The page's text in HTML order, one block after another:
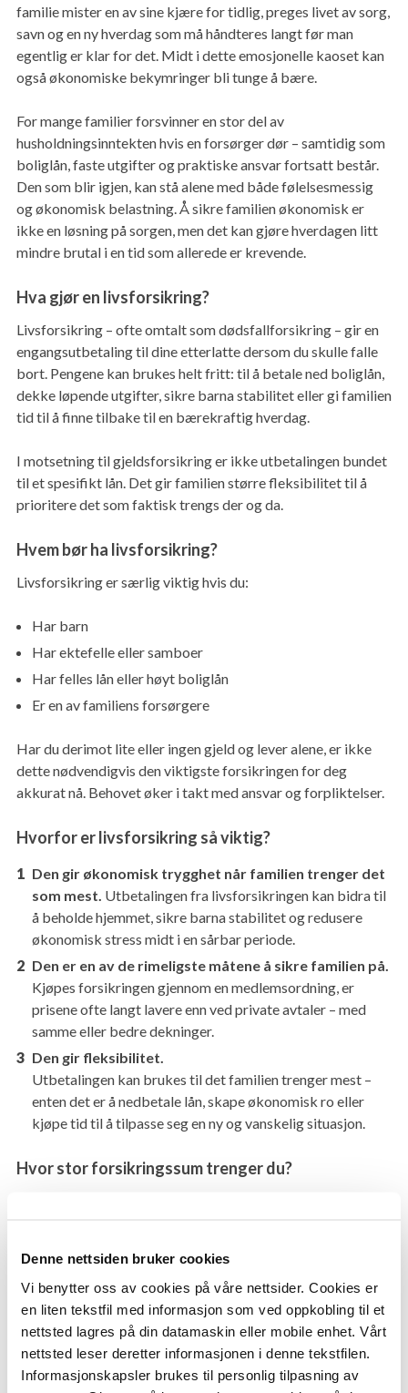
Denne nettsiden bruker cookies
Vi benytter oss av cookies på våre nettsider. Cookies er
en liten tekstfil med informasjon som ved oppkobling til et
nettsted lagres på din datamaskin eller mobile enhet. Vårt
nettsted leser deretter informasjonen i denne tekstfilen.
Informasjonskapsler brukes til personlig tilpasning av
familie mister en av sine kjære for tidlig, preges livet av sorg,
savn og en ny hverdag som må håndteres langt før man
egentlig er klar for det. Midt i dette emosjonelle kaoset kan
også økonomiske bekymringer bli tunge å bære.
For mange familier forsvinner en stor del av
husholdningsinntekten hvis en forsørger dør – samtidig som
boliglån, faste utgifter og praktiske ansvar fortsatt består.
Den som blir igjen, kan stå alene med både følelsesmessig
og økonomisk belastning. Å sikre familien økonomisk er
ikke en løsning på sorgen, men det kan gjøre hverdagen litt
mindre brutal i en tid som allerede er krevende.
Hva gjør en livsforsikring?
Livsforsikring – ofte omtalt som dødsfallforsikring – gir en
engangsutbetaling til dine etterlatte dersom du skulle falle
bort. Pengene kan brukes helt fritt: til å betale ned boliglån,
dekke løpende utgifter, sikre barna stabilitet eller gi familien
tid til å finne tilbake til en bærekraftig hverdag.
I motsetning til gjeldsforsikring er ikke utbetalingen bundet
til et spesifikt lån. Det gir familien større fleksibilitet til å
prioritere det som faktisk trengs der og da.
Hvem bør ha livsforsikring?
Livsforsikring er særlig viktig hvis du:
Har barn
Har ektefelle eller samboer
Har felles lån eller høyt boliglån
Er en av familiens forsørgere
Har du derimot lite eller ingen gjeld og lever alene, er ikke
dette nødvendigvis den viktigste forsikringen for deg
akkurat nå. Behovet øker i takt med ansvar og forpliktelser.
Hvorfor er livsforsikring så viktig?
Den gir økonomisk trygghet når familien trenger det
som mest. Utbetalingen fra livsforsikringen kan bidra til
å beholde hjemmet, sikre barna stabilitet og redusere
økonomisk stress midt i en sårbar periode.
Den er en av de rimeligste måtene å sikre familien på.
Kjøpes forsikringen gjennom en medlemsordning, er
prisene ofte langt lavere enn ved private avtaler – med
samme eller bedre dekninger.
Den gir fleksibilitet.
Utbetalingen kan brukes til det familien trenger mest –
enten det er å nedbetale lån, skape økonomisk ro eller
kjøpe tid til å tilpasse seg en ny og vanskelig situasjon.
Hvor stor forsikringssum trenger du?
Hvor mye lån dere har
Antall barn og alder
Husholdningsinntekten
Eventuelle barn fra tidligere forhold